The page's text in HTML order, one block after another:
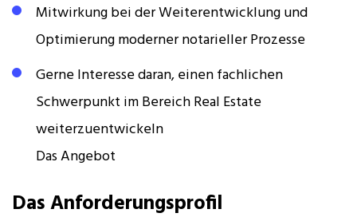
Mitwirkung bei der Weiterentwicklung und
Optimierung moderner notarieller Prozesse
Gerne Interesse daran, einen fachlichen
Schwerpunkt im Bereich Real Estate
weiterzuentwickeln
Das Angebot
Das Anforderungsprofil